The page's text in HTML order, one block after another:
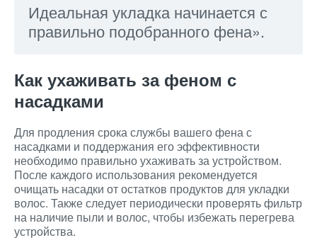
Идеальная укладка начинается с
правильно подобранного фена».
Как ухаживать за феном с
насадками
Для продления срока службы вашего фена с
насадками и поддержания его эффективности
необходимо правильно ухаживать за устройством.
После каждого использования рекомендуется
очищать насадки от остатков продуктов для укладки
волос. Также следует периодически проверять фильтр
на наличие пыли и волос, чтобы избежать перегрева
устройства.